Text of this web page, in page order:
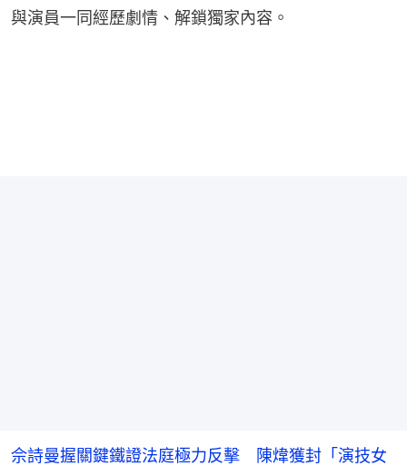
與演員一同經歷劇情、解鎖獨家內容。
佘詩曼握關鍵鐵證法庭極力反擊 陳煒獲封「演技女